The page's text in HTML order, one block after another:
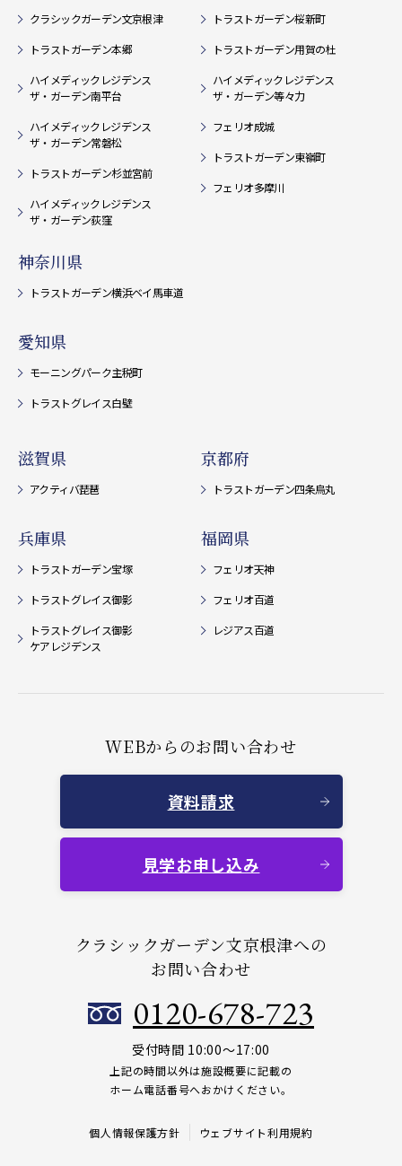
クラシックガーデン文京根津
トラストガーデン本郷
ハイメディックレジデンス
ザ・ガーデン南平台
ハイメディックレジデンス
ザ・ガーデン常磐松
トラストガーデン杉並宮前
ハイメディックレジデンス
ザ・ガーデン荻窪
トラストガーデン桜新町
トラストガーデン用賀の杜
ハイメディックレジデンス
ザ・ガーデン等々力
フェリオ成城
トラストガーデン東嶺町
フェリオ多摩川
神奈川県
トラストガーデン横浜ベイ馬車道
愛知県
モーニングパーク主税町
トラストグレイス白壁
滋賀県
アクティバ琵琶
京都府
トラストガーデン四条烏丸
兵庫県
トラストガーデン宝塚
トラストグレイス御影
トラストグレイス御影
ケアレジデンス
福岡県
フェリオ天神
フェリオ百道
レジアス百道
クラシックガーデン文京根津への
お問い合わせ
0120-678-723
受付時間 10:00～17:00
上記の時間以外は施設概要に記載の
ホーム電話番号へおかけください。
WEBからのお問い合わせ
資料請求
見学お申し込み
個人情報保護方針 ウェブサイト利用規約